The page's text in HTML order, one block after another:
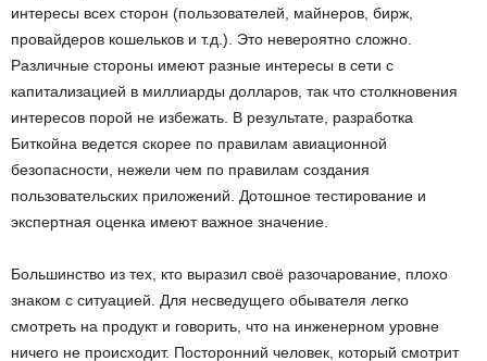
интересы всех сторон (пользователей, майнеров, бирж,
провайдеров кошельков и т.д.). Это невероятно сложно.
Различные стороны имеют разные интересы в сети с
капитализацией в миллиарды долларов, так что столкновения
интересов порой не избежать. В результате, разработка
Биткойна ведется скорее по правилам авиационной
безопасности, нежели чем по правилам создания
пользовательских приложений. Дотошное тестирование и
экспертная оценка имеют важное значение.
Большинство из тех, кто выразил своё разочарование, плохо
знаком с ситуацией. Для несведущего обывателя легко
смотреть на продукт и говорить, что на инженерном уровне
ничего не происходит. Посторонний человек, который смотрит